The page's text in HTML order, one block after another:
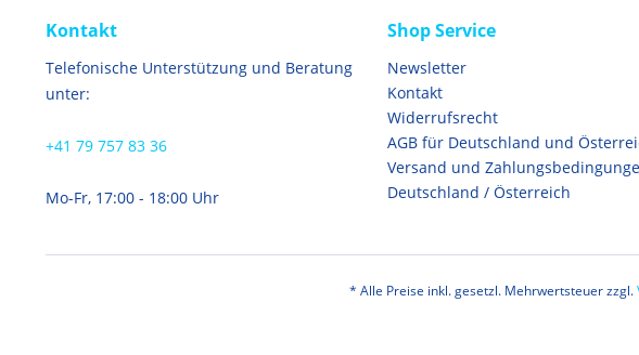
Kontakt
Telefonische Unterstützung und Beratung
unter:
+41 79 757 83 36
Mo-Fr, 17:00 - 18:00 Uhr
Shop Service
Newsletter
Kontakt
Widerrufsrecht
AGB für Deutschland und
Versand und
Deutschland / Österreich
* Alle Preise inkl. gesetzl. Mehrwertsteuer zzgl.